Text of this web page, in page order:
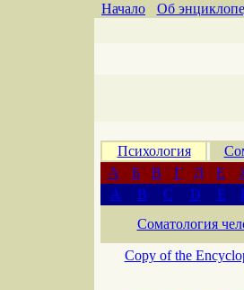
Начало Об
Психология
А
Б В Г Д Е
A
B C D E
Соматология
Copy of the